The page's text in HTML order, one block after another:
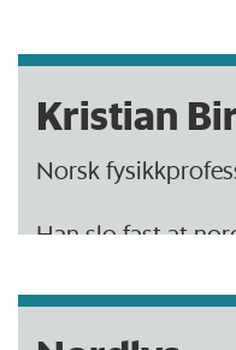
Kristian
Norsk
Han slo fast at
stormene fra